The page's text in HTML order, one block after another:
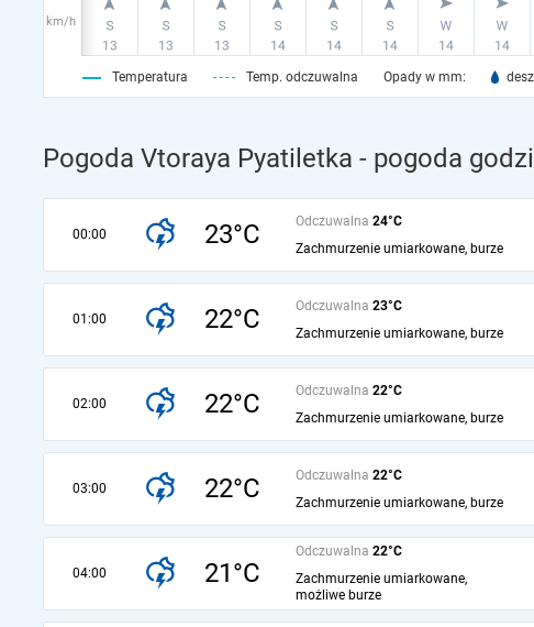
km/h
Temperatura Temp. odczuwalna Opady w mm:
Pogoda Vtoraya Pyatiletka - pogoda
00:00 23°C Odczuwalna 24°C
Zachmurzenie umiarkowane, burze
01:00 22°C Odczuwalna 23°C
Zachmurzenie umiarkowane, burze
02:00 22°C Odczuwalna 22°C
Zachmurzenie umiarkowane, burze
03:00 22°C Odczuwalna 22°C
Zachmurzenie umiarkowane, burze
04:00 21°C
Odczuwalna 22°C
Zachmurzenie umiarkowane,
możliwe burze